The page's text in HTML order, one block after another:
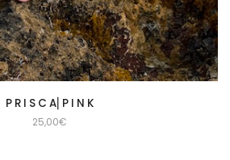
P R I S C A⎜P I N K
25,00€